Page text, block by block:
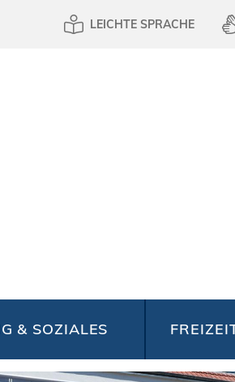
LEICHTE SPRACHE
& SOZIALES